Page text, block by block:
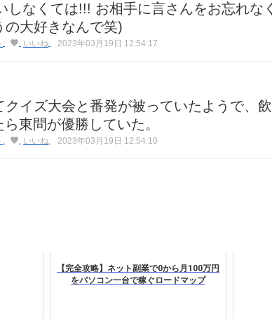
しなくては!!! お相手に言さんをお忘れな
の大好きなんで笑)
いいね 2023年03月19日 12:54:17
クイズ大会と番発が被っていたようで、
東問が優勝していた。
いいね 2023年03月19日 12:54:10
【完全攻略】ネット副業で0から月100万円
をパソコン一台で稼ぐロードマップ